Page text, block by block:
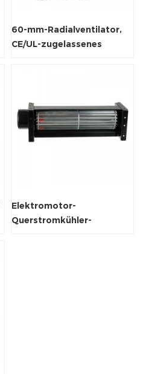
60-mm-Radialventilator,
CE/UL-zugelassenes
Elektromotor-
Querstromkühler-